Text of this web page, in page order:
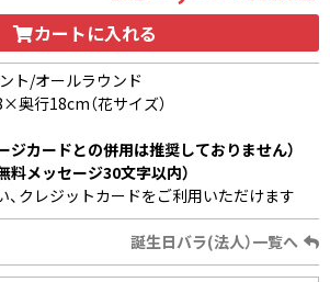
カートに入れる
ト/オールラウンド
行18cm（花サイズ）
ジカードとの併用は推奨しておりません）
料メッセージ30文字以内）
、クレジットカードをご利用いただけます
誕生日バラ(法人）一覧へ